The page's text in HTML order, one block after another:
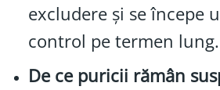
excludere și se începe
control pe termen lung.
De ce puricii rămân